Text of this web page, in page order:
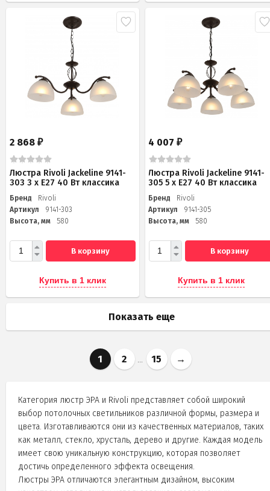
2 868 ₽
Люстра Rivoli Jackeline 9141-
303 3 х Е27 40 Вт классика
Бренд
Rivoli
Артикул
9141-303
Высота, мм
580
В корзину
Купить в 1 клик
4 007₽
Люстра Rivoli Jackeline 9141-
305 5 х Е27 40 Вт классика
Бренд
Rivoli
Артикул
9141-305
Высота, мм
580
В корзину
Купить в 1 клик
Показать еще
1 2 ... 15 →
Категория люстр ЭРА и Rivoli представляет собой широкий
выбор потолочных светильников различной формы, размера и
цвета. Изготавливаются они из качественных материалов, таких
как металл, стекло, хрусталь, дерево и другие. Каждая модель
имеет свою уникальную конструкцию, которая позволяет
достичь определенного эффекта освещения.
Люстры ЭРА отличаются элегантным дизайном, высоким